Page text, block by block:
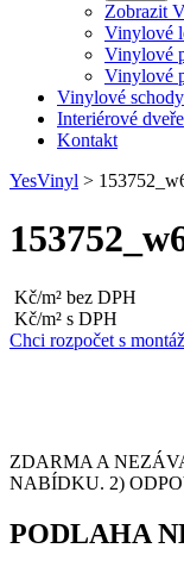
Zobrazit
Vinylové
Vinylové
Vinylové
Vinylové schody
Interiérové dveře
Kontakt
YesVinyl >
Kč/m² bez DPH
Kč/m² s DPH
Chci rozpočet s
ZDARMA A
NABÍDKU. 2)
PODLAHA